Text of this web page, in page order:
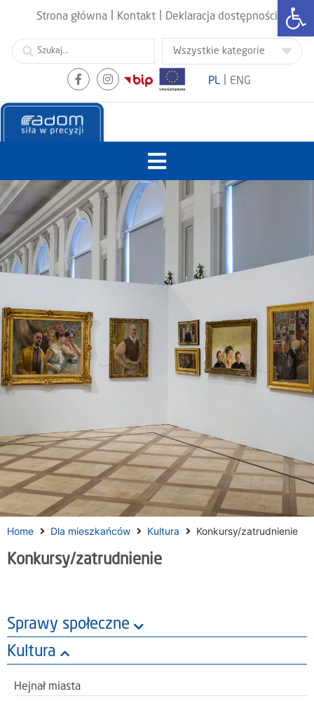
Strona główna Kontakt Deklaracja dostępności
PL ENG
Home Dla mieszkańców Kultura Konkursy/zatrudnienie
Sprawy społeczne
Kultura
Hejnał miasta
Konkursy/zatrudnienie